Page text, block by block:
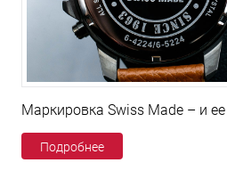
Маркировка Swiss Made – и
Подробнее